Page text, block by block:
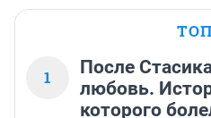
1
После
любовь.
которого